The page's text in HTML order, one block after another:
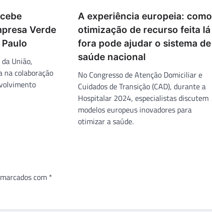
Verde
União,
na colaboração
A experiência europeia: como
otimização de recurso feita lá
fora pode ajudar o sistema de
saúde nacional
No Congresso de Atenção Domiciliar e
Cuidados de Transição (CAD), durante a
Hospitalar 2024, especialistas discutem
modelos europeus inovadores para
otimizar a saúde.
com *